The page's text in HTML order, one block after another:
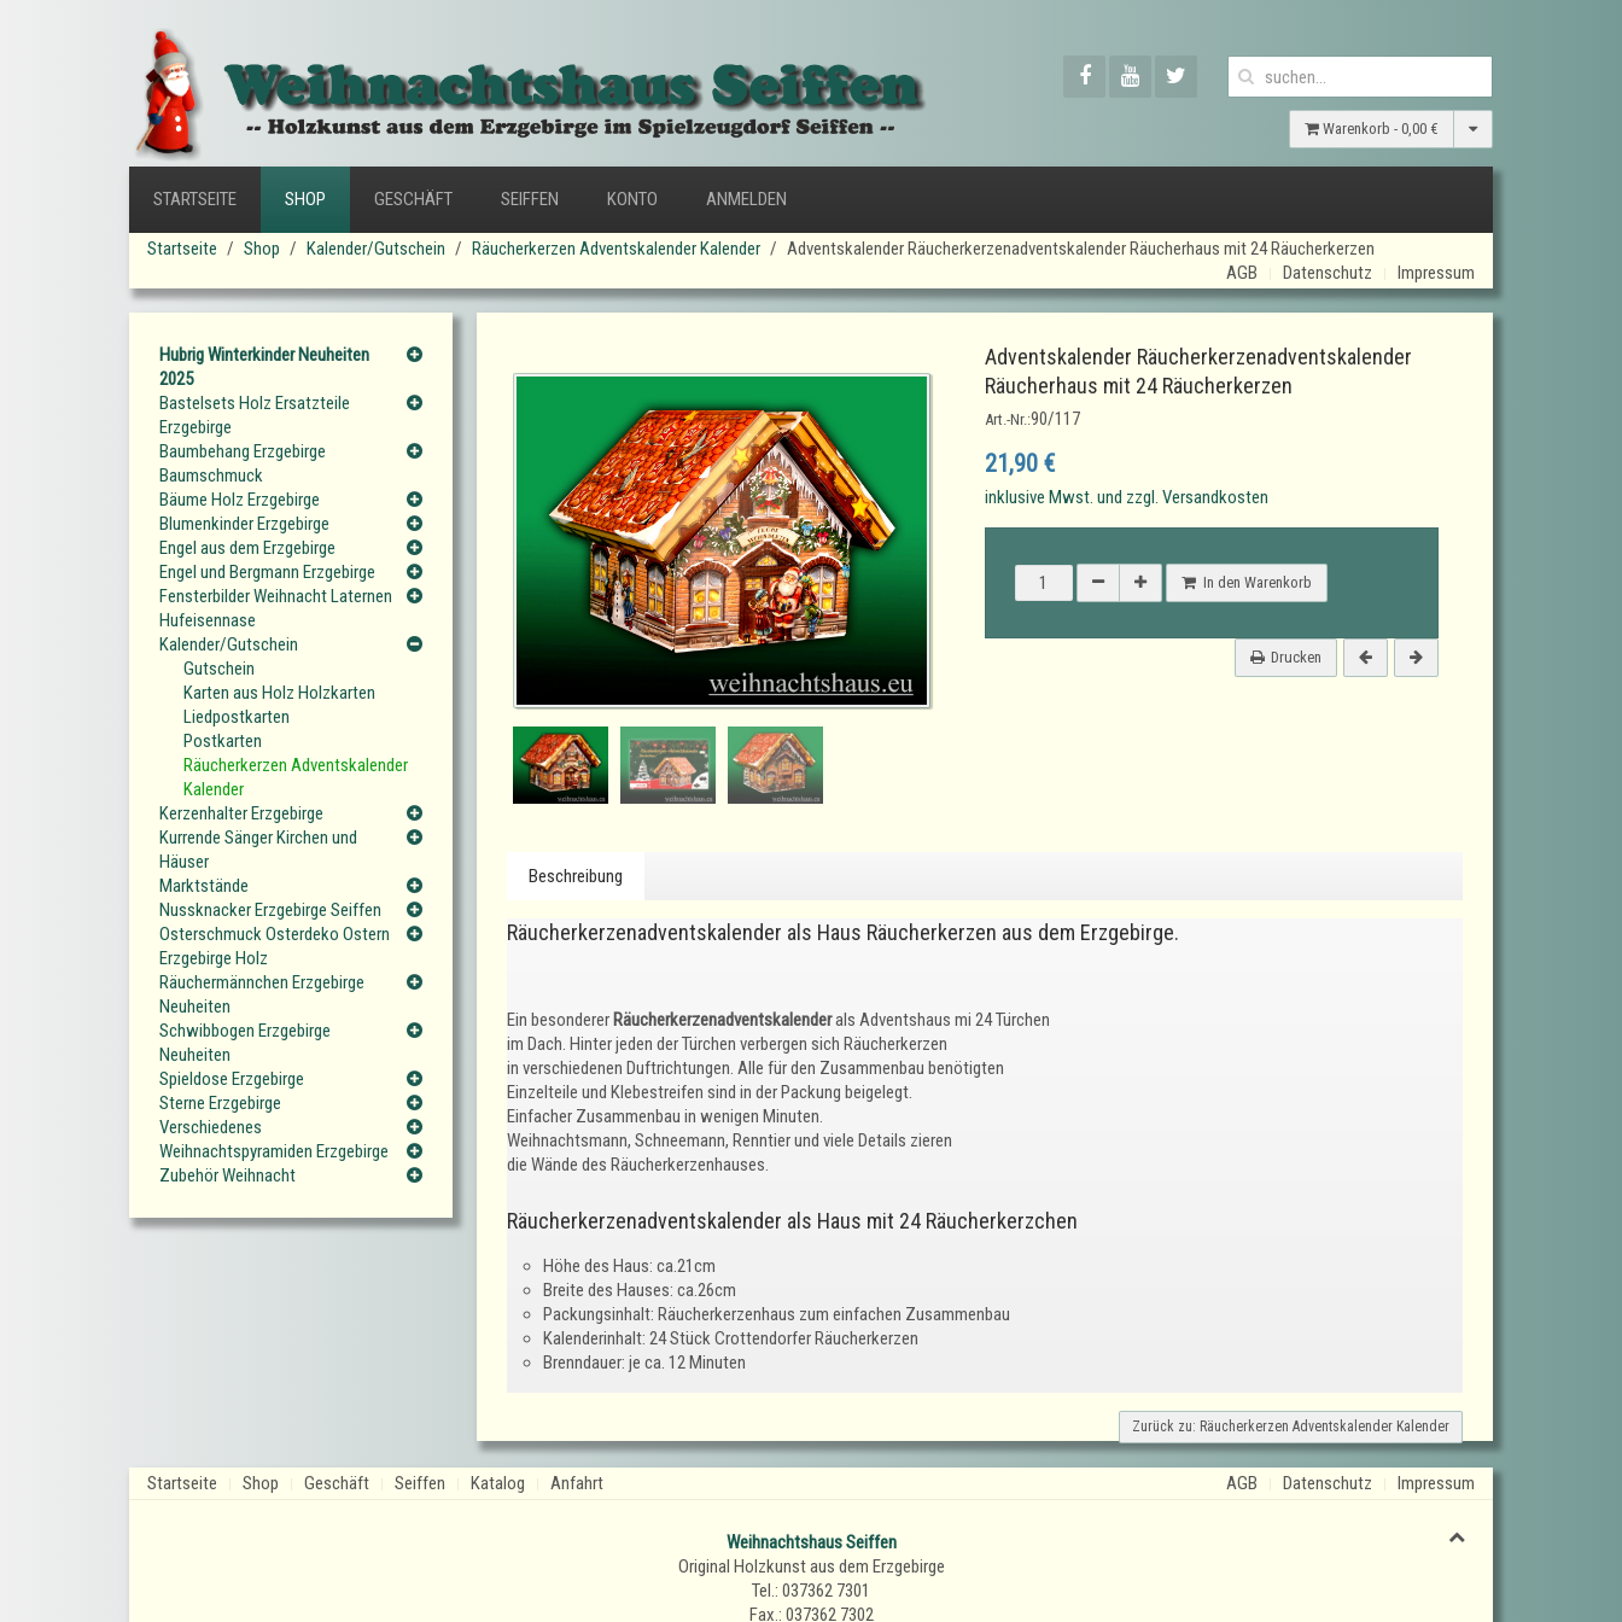
Warenkorb - 0,00 €
STARTSEITE SHOP GESCHÄFT SEIFFEN KONTO ANMELDEN
Startseite Shop Kalender/Gutschein Räucherkerzen Adventskalender Kalender
Adventskalender Räucherkerzenadventskalender Räucherhaus mit 24 Räucherkerzen
AGB
Datenschutz Impressum
Adventskalender Räucherkerzenadventskalender
Räucherhaus mit 24 Räucherkerzen
Art.-Nr.:90/117
21,90 €
inklusive Mwst. und zzgl. Versandkosten
In den Warenkorb
Drucken
Beschreibung
Räucherkerzenadventskalender als Haus Räucherkerzen aus dem Erzgebirge.
Ein besonderer Räucherkerzenadventskalenderals Adventshaus mi 24 Türchen
im Dach. Hinter jeden der Türchen verbergen sich Räucherkerzen
in verschiedenen Duftrichtungen. Alle für den Zusammenbau benötigten
Einzelteile und Klebestreifen sind in der Packung beigelegt.
Einfacher Zusammenbau in wenigen Minuten.
Weihnachtsmann, Schneemann, Renntier und viele Details zieren
die Wände des Räucherkerzenhauses.
Räucherkerzenadventskalender als Haus mit 24 Räucherkerzchen
Höhe des Haus: ca.21cm
Breite des Hauses: ca.26cm
Packungsinhalt: Räucherkerzenhaus zum einfachen Zusammenbau
Kalenderinhalt: 24 Stück Crottendorfer Räucherkerzen
Brenndauer: je ca. 12 Minuten
Zurück zu: Räucherkerzen Adventskalender Kalender
Hubrig Winterkinder Neuheiten
2025
Bastelsets Holz Ersatzteile
Erzgebirge
Baumbehang Erzgebirge
Baumschmuck
Bäume Holz Erzgebirge
Blumenkinder Erzgebirge
Engel aus dem Erzgebirge
Engel und Bergmann Erzgebirge
Fensterbilder Weihnacht Laternen
Hufeisennase
Kalender/Gutschein
Gutschein
Karten aus Holz Holzkarten
Liedpostkarten
Postkarten
Räucherkerzen Adventskalender
Kalender
Kerzenhalter Erzgebirge
Kurrende Sänger Kirchen und
Häuser
Marktstände
Nussknacker Erzgebirge Seiffen
Osterschmuck Osterdeko Ostern
Erzgebirge Holz
Räuchermännchen Erzgebirge
Neuheiten
Schwibbogen Erzgebirge
Neuheiten
Spieldose Erzgebirge
Sterne Erzgebirge
Verschiedenes
Weihnachtspyramiden Erzgebirge
Zubehör Weihnacht
Startseite Shop Geschäft Seiffen Katalog Anfahrt AGB Datenschutz Impressum
Weihnachtshaus Seiffen
Original Holzkunst aus dem Erzgebirge
Tel.: 037362 7301
Fax.: 037362 7302